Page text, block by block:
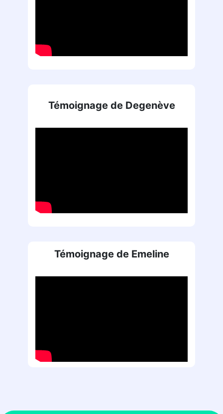
Témoignage de Degenève
Témoignage de Emeline